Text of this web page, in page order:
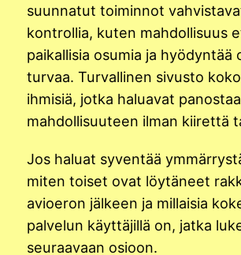
suunnatut toiminnot
kontrollia, kuten mahdollisuus
paikallisia osumia ja hyödyntää
turvaa. Turvallinen sivusto
ihmisiä, jotka haluavat
mahdollisuuteen ilman kiirettä
Jos haluat syventää
miten toiset ovat löytäneet
avioeron jälkeen ja millaisia
palvelun käyttäjillä on, jatka
seuraavaan osioon.